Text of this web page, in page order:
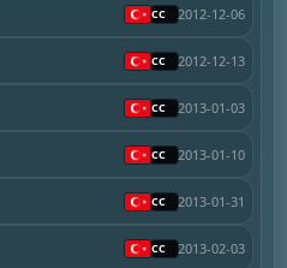
2012-12-06
2012-12-13
2013-01-03
2013-01-10
2013-01-31
2013-02-03